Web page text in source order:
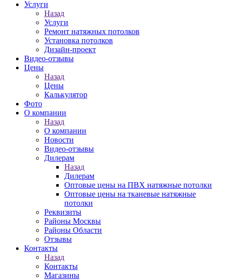
Услуги
Назад
Услуги
Ремонт натяжных потолков
Установка потолков
Дизайн-проект
Видео-отзывы
Цены
Назад
Цены
Калькулятор
Фото
О компании
Назад
О компании
Новости
Видео-отзывы
Дилерам
Назад
Дилерам
Оптовые цены на ПВХ натяжные потолки
Оптовые цены на тканевые натяжные
потолки
Реквизиты
Районы Москвы
Районы Области
Отзывы
Контакты
Назад
Контакты
Магазины